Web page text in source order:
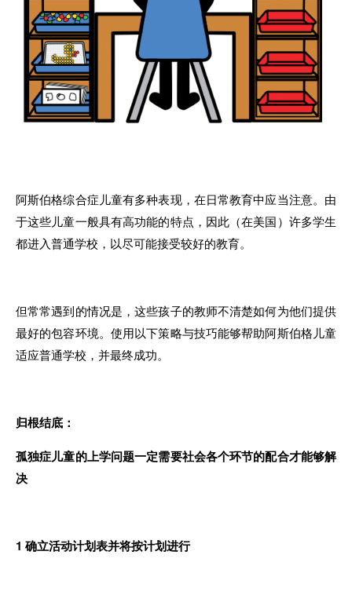
阿斯伯格综合症儿童有多种表现，在日常教育中应当注意。由
于这些儿童一般具有高功能的特点，因此（在美国）许多学生
都进入普通学校，以尽可能接受较好的教育。
但常常遇到的情况是，这些孩子的教师不清楚如何为他们提供
最好的包容环境。使用以下策略与技巧能够帮助阿斯伯格儿童
适应普通学校，并最终成功。
归根结底：
孤独症儿童的上学问题一定需要社会各个环节的配合才能够解
决
1 确立活动计划表并将按计划进行